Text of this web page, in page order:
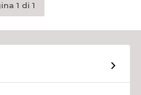
1 di 1